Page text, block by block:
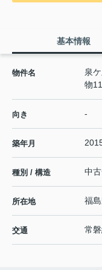
基本情報
物件名
泉
物
向き -
築年月
種別 / 構造 中
所在地 福
交通 常